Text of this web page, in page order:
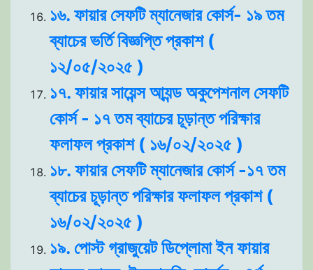
১৬. ফায়ার সেফটি ম্যানেজার কোর্স- ১৯ তম
ব্যাচের ভর্তি বিজ্ঞপ্তি প্রকাশ (
১২/০৫/২০২৫ )
১৭. ফায়ার সায়েন্স আ্যন্ড অকুপেশনাল সেফটি
কোর্স - ১৭ তম ব্যাচের চূড়ান্ত পরিক্ষার
ফলাফল প্রকাশ ( ১৬/০২/২০২৫ )
১৮. ফায়ার সেফটি ম্যানেজার কোর্স -১৭ তম
ব্যাচের চূড়ান্ত পরিক্ষার ফলাফল প্রকাশ (
১৬/০২/২০২৫ )
১৯. পোস্ট গ্রাজুয়েট ডিপ্লোমা ইন ফায়ার